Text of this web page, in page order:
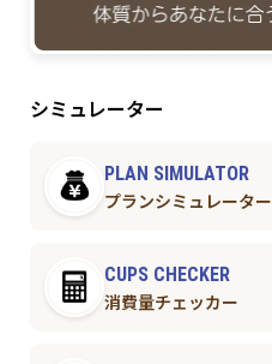
シミュレーター
PLAN SIMULATOR
プランシミュレーター
CUPS CHECKER
消費量チェッカー